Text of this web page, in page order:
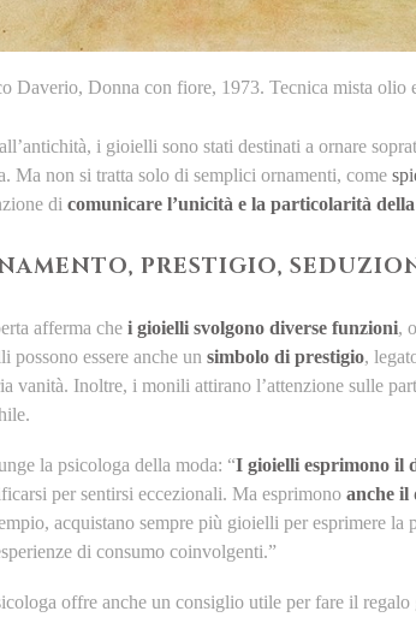
Daverio, Donna con fiore, 1973. Tecnica mista olio
i gioielli sono stati destinati a ornare
Ma non si tratta solo di semplici ornamenti, come
di comunicare l’unicità e la particolarità
PRESTIGIO,
afferma che i gioielli svolgono diverse funzioni,
possono essere anche un simbolo di prestigio,
vanità. Inoltre, i monili attirano l’attenzione sulle
la psicologa della moda: “I gioielli esprimono il
per sentirsi eccezionali. Ma esprimono anche il
acquistano sempre più gioielli per esprimere
di consumo coinvolgenti.”
offre anche un consiglio utile per fare il regalo